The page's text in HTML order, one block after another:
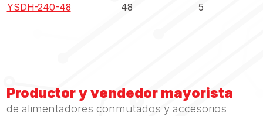
YSDH-240-48
48 5
Productor y vendedor mayorista
de alimentadores conmutados y accesorios